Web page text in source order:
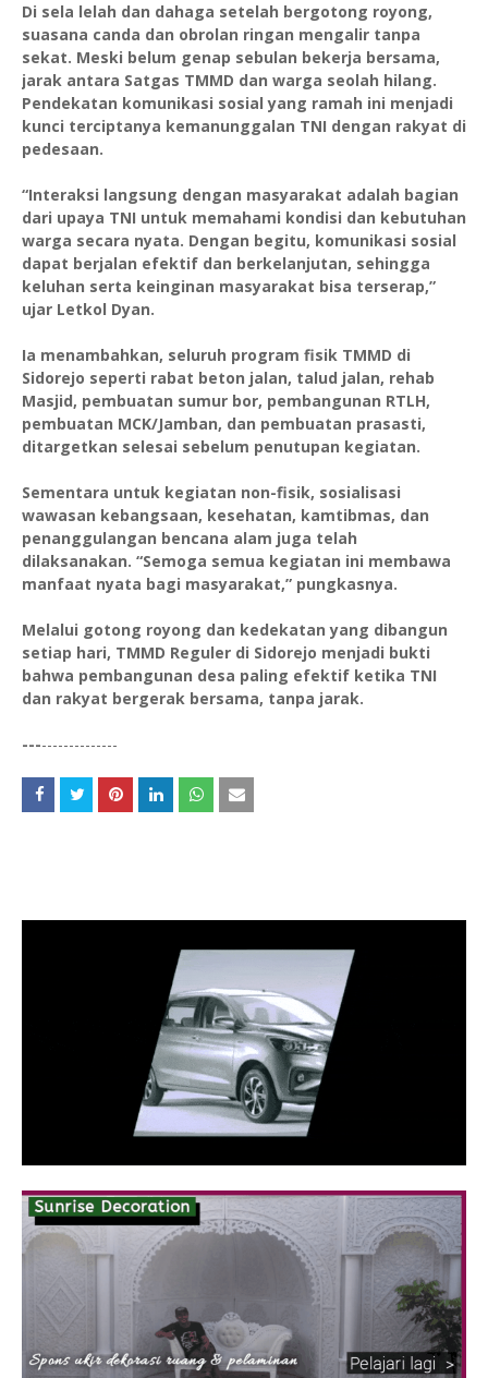
Di sela lelah dan dahaga setelah bergotong royong,
suasana canda dan obrolan ringan mengalir tanpa
sekat. Meski belum genap sebulan bekerja bersama,
jarak antara Satgas TMMD dan warga seolah hilang.
Pendekatan komunikasi sosial yang ramah ini menjadi
kunci terciptanya kemanunggalan TNI dengan rakyat di
pedesaan.
“Interaksi langsung dengan masyarakat adalah bagian
dari upaya TNI untuk memahami kondisi dan kebutuhan
warga secara nyata. Dengan begitu, komunikasi sosial
dapat berjalan efektif dan berkelanjutan, sehingga
keluhan serta keinginan masyarakat bisa terserap,”
ujar Letkol Dyan.
Ia menambahkan, seluruh program fisik TMMD di
Sidorejo seperti rabat beton jalan, talud jalan, rehab
Masjid, pembuatan sumur bor, pembangunan RTLH,
pembuatan MCK/Jamban, dan pembuatan prasasti,
ditargetkan selesai sebelum penutupan kegiatan.
Sementara untuk kegiatan non-fisik, sosialisasi
wawasan kebangsaan, kesehatan, kamtibmas, dan
penanggulangan bencana alam juga telah
dilaksanakan. “Semoga semua kegiatan ini membawa
manfaat nyata bagi masyarakat,” pungkasnya.
Melalui gotong royong dan kedekatan yang dibangun
setiap hari, TMMD Reguler di Sidorejo menjadi bukti
bahwa pembangunan desa paling efektif ketika TNI
dan rakyat bergerak bersama, tanpa jarak.
-----------------